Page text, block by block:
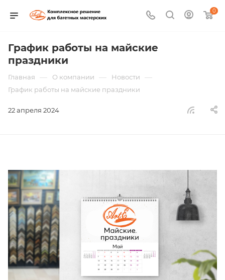
0
График работы на майские
праздники
Главная — О компании — Новости —
График работы на майские праздники
22 апреля 2024